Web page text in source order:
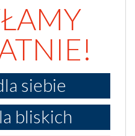
siebie
bliskich